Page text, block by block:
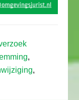
,
,